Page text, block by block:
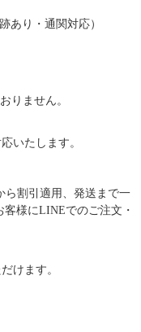
あり・通関対応）
りません。
いたします。
ら割引適用、発送まで一
様にLINEでのご注文・
けます。